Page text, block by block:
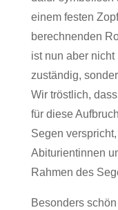
einem festen
berechnenden
ist nun aber nicht
zuständig,
Wir tröstlich,
für diese
Segen
Abiturientinnen
Rahmen des
Besonders